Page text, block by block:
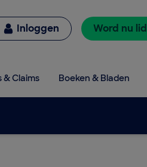
Inloggen Word nu lid
& Claims Boeken & Bladen